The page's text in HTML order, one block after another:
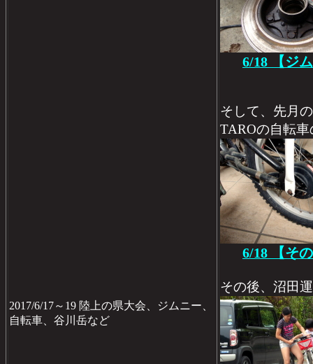
2017/6/17～19 陸上の県大会、ジムニー、
自転車、谷川岳など
6/18 【ジ
そして、先月
TAROの自転
6/18 【そ
その後、沼田